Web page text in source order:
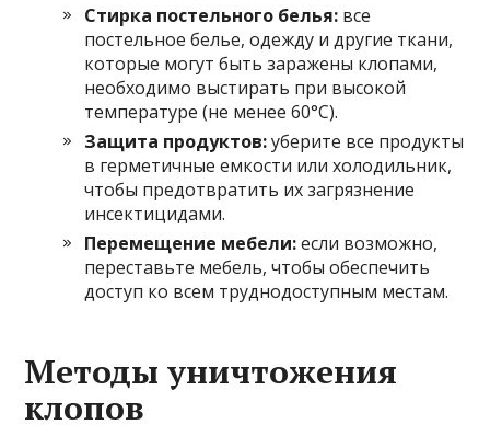
Стирка постельного белья: все
постельное белье, одежду и другие ткани,
которые могут быть заражены клопами,
необходимо выстирать при высокой
температуре (не менее 60°C).
Защита продуктов:уберите все продукты
в герметичные емкости или холодильник,
чтобы предотвратить их загрязнение
инсектицидами.
Перемещение мебели:если возможно,
переставьте мебель, чтобы обеспечить
доступ ко всем труднодоступным местам.
Методы уничтожения
клопов